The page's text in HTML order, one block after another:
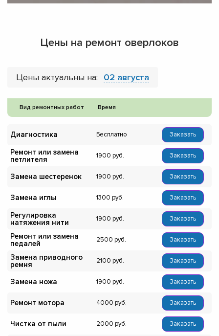
Цены на ремонт оверлоков
Цены актуальны на: 02 августа
Вид ремонтных работ Время
Диагностика Бесплатно Заказать
Ремонт или замена
петлителя
1900 Заказать
Замена шестеренок 1900 Заказать
Замена иглы 1300 Заказать
Регулировка
натяжения нити
1900 Заказать
Ремонт или замена
педалей
2500 Заказать
Замена приводного
ремня
2100 Заказать
Замена ножа 1900 Заказать
Ремонт мотора 4000 Заказать
Чистка от пыли 2000 Заказать